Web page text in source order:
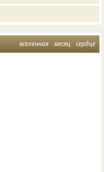
вселенная месяц сердце